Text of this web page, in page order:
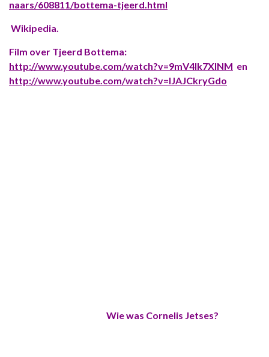
naars/608811/bottema-tjeerd.html
Wikipedia.
Film over Tjeerd Bottema:
http://www.youtube.com/watch?v=9mV4Ik7XlNM en
http://www.youtube.com/watch?v=lJAJCkryGdo
Wie was Cornelis Jetses?